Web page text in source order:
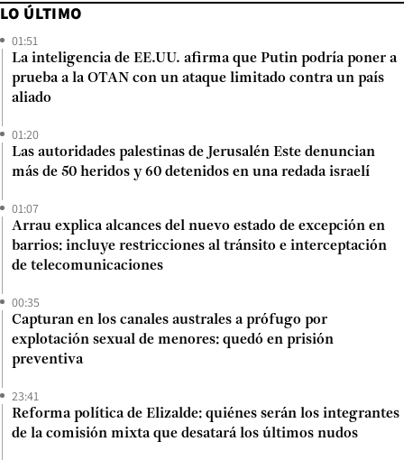
LO ÚLTIMO
01:51
La inteligencia de EE.UU. afirma que Putin podría poner a
prueba a la OTAN con un ataque limitado contra un país
aliado
01:20
Las autoridades palestinas de Jerusalén Este denuncian
más de 50 heridos y 60 detenidos en una redada israelí
01:07
Arrau explica alcances del nuevo estado de excepción en
barrios: incluye restricciones al tránsito e interceptación
de telecomunicaciones
00:35
Capturan en los canales australes a prófugo por
explotación sexual de menores: quedó en prisión
preventiva
23:41
Reforma política de Elizalde: quiénes serán los integrantes
de la comisión mixta que desatará los últimos nudos